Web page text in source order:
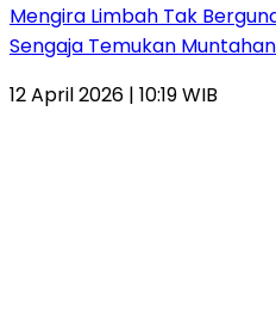
Mengira Limbah Tak
Sengaja Temukan
12 April 2026 | 10:19 WIB